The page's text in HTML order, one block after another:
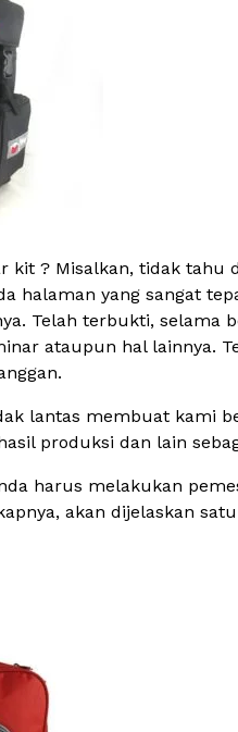
kit ? Misalkan, tidak
halaman yang sangat
Telah terbukti, selama
ataupun hal lainnya.
lantas membuat kami
produksi dan lain
harus melakukan
akan dijelaskan